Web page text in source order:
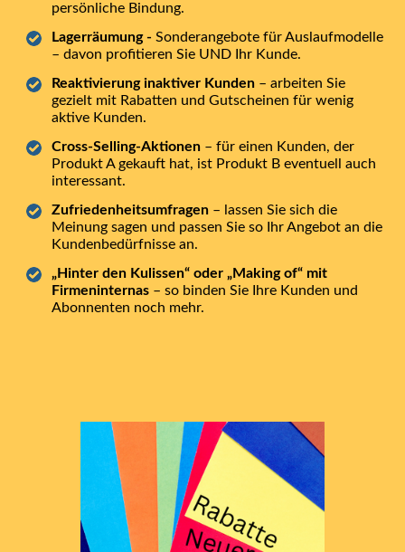
persönliche Bindung.
Lagerräumung - Sonderangebote für Auslaufmodelle
– davon profitieren Sie UND Ihr Kunde.
Reaktivierung inaktiver Kunden – arbeiten Sie
gezielt mit Rabatten und Gutscheinen für wenig
aktive Kunden.
Cross-Selling-Aktionen – für einen Kunden, der
Produkt A gekauft hat, ist Produkt B eventuell auch
interessant.
Zufriedenheitsumfragen – lassen Sie sich die
Meinung sagen und passen Sie so Ihr Angebot an die
Kundenbedürfnisse an.
„Hinter den Kulissen“ oder „Making of“ mit
Firmeninternas – so binden Sie Ihre Kunden und
Abonnenten noch mehr.